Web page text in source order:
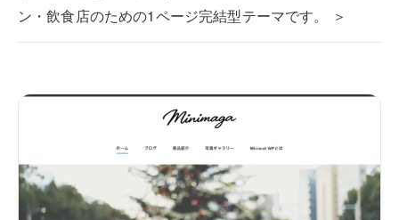
ン・飲食店のための1ページ完結型テーマです。 ＞